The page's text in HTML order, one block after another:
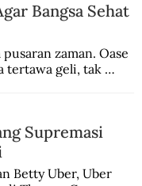
Bangsa Sehat
zaman. Oase
tertawa geli, tak
Supremasi
Betty Uber, Uber